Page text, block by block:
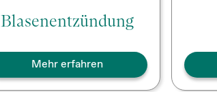
Blasenentzündung
Mehr erfahren